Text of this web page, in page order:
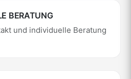
BERATUNG
und individuelle Beratung